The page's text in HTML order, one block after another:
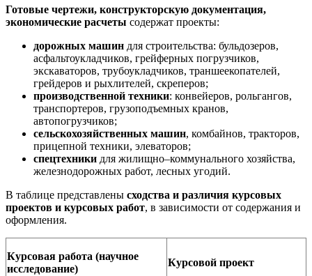
Готовые чертежи, конструкторскую документация,
экономические расчеты содержат проекты:
дорожных машин для строительства: бульдозеров,
асфальтоукладчиков, грейферных погрузчиков,
экскаваторов, трубоукладчиков, траншеекопателей,
грейдеров и рыхлителей, скреперов;
производственной техники: конвейеров, рольгангов,
транспортеров, грузоподъемных кранов,
автопогрузчиков;
сельскохозяйственных машин, комбайнов, тракторов,
прицепной техники, элеваторов;
спецтехники для жилищно–коммунального хозяйства,
железнодорожных работ, лесных угодий.
В таблице представлены сходства и различия курсовых
проектов и курсовых работ, в зависимости от содержания и
оформления.
Курсовая работа (научное
исследование)
Курсовой проект